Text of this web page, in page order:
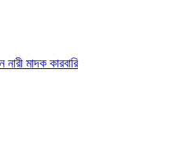
মাদক কারবারি